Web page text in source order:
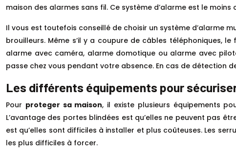
maison des alarmes sans fil. Ce système d’alarme est le
Il vous est toutefois conseillé de choisir un système d’alarme
brouilleurs. Même s’il y a coupure de câbles téléphoniques,
alarme avec caméra, alarme domotique ou alarme avec
passe chez vous pendant votre absence. En cas de détection
Les différents équipements pour
Pour proteger sa maison, il existe plusieurs équipements
L’avantage des portes blindées est qu’elles ne peuvent pas
est qu’elles sont difficiles à installer et plus coûteuses. Les
les plus difficiles à forcer.